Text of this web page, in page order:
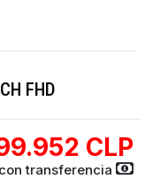
FHD
CLP
transferencia